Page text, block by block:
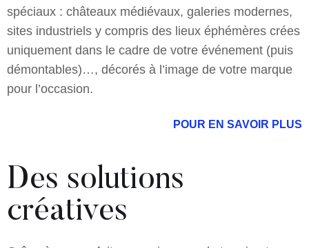
spéciaux : châteaux médiévaux, galeries modernes,
sites industriels y compris des lieux éphémères crées
uniquement dans le cadre de votre événement (puis
démontables)…, décorés à l’image de votre marque
pour l’occasion.
POUR EN SAVOIR PLUS
Des solutions
créatives